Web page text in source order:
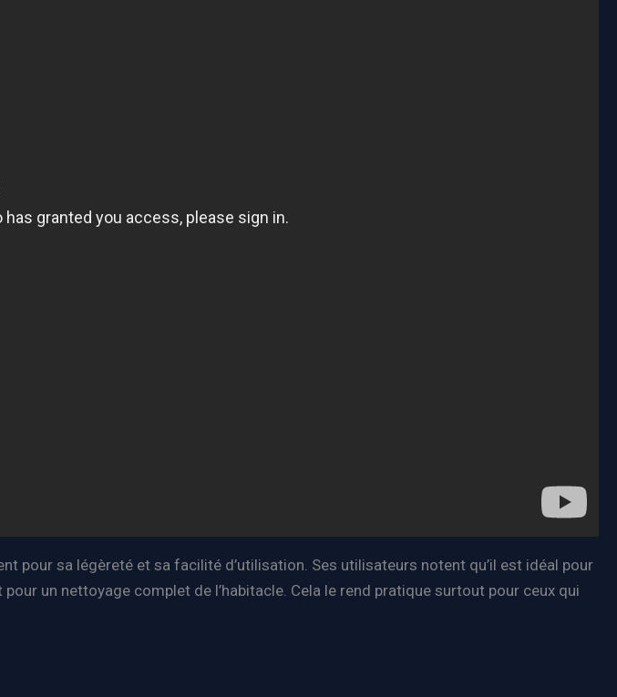
pour sa légèreté et sa facilité d’utilisation. Ses utilisateurs notent qu’il est idéal pour
un nettoyage complet de l’habitacle. Cela le rend pratique surtout pour ceux qui